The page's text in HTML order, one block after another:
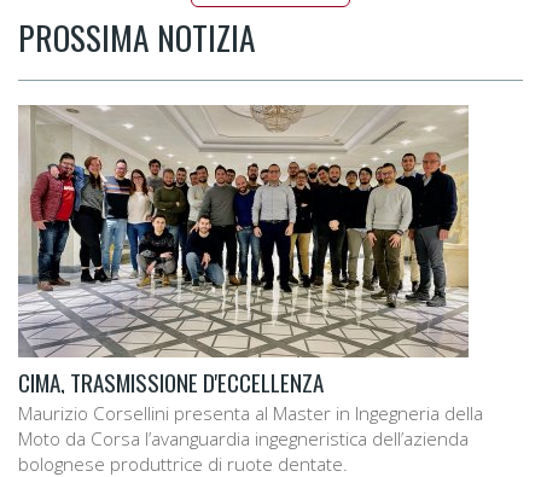
PROSSIMA NOTIZIA
CIMA, TRASMISSIONE D'ECCELLENZA
Maurizio Corsellini presenta al Master in Ingegneria della
Moto da Corsa l’avanguardia ingegneristica dell’azienda
bolognese produttrice di ruote dentate.